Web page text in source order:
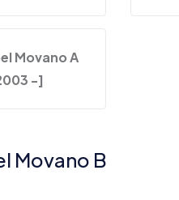
Movano A
-]
Movano B